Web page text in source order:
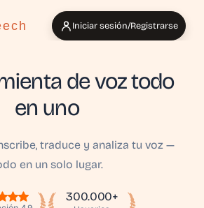
Iniciar sesión/Registrarse
de voz todo
en uno
traduce y analiza tu voz —
en un solo lugar.
300.000+